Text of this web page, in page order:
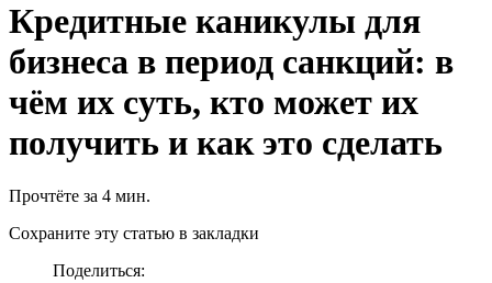
Кредитные каникулы для
бизнеса в период санкций: в
чём их суть, кто может их
получить и как это сделать
Прочтёте за 4 мин.
Сохраните эту статью в закладки
Поделиться: